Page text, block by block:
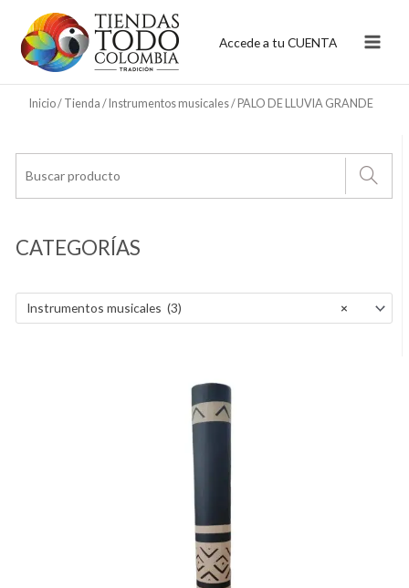
contenido
Accede a tu CUENTA
Inicio/ Tienda / Instrumentos musicales/ PALO DE LLUVIA GRANDE
CATEGORÍAS
×
Instrumentos musicales (3)